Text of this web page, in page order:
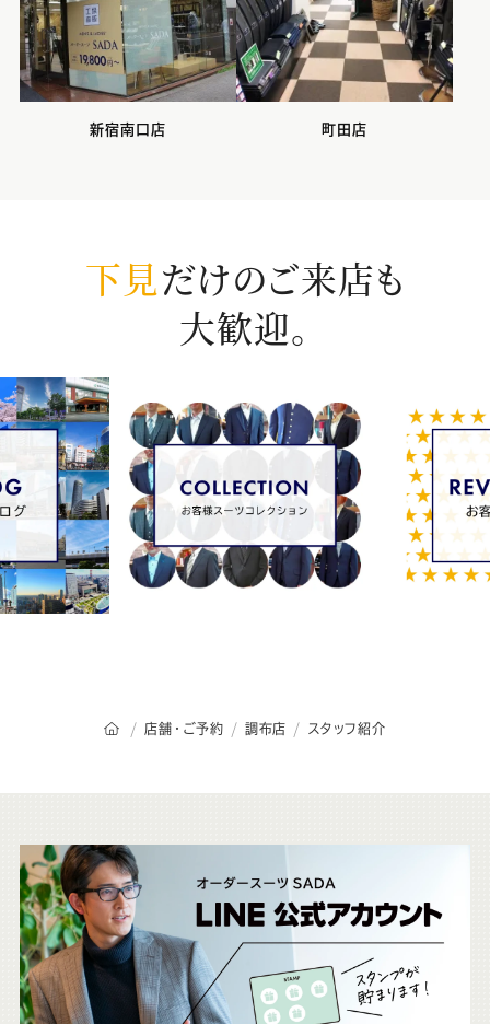
新宿南口店 町田店
下見だけのご来店も
大歓迎。
オーダースーツSADAのトップページ
店舗・ご予約 調布店 スタッフ紹介
こ
ち
ら
も